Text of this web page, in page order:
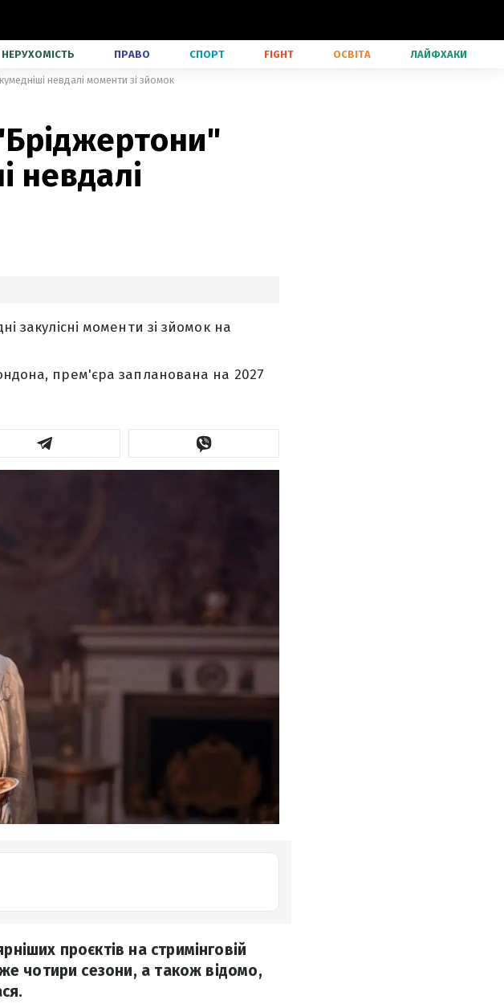
НЕРУХОМІСТЬ ПРАВО СПОРТ FIGHT ОСВІТА ЛАЙФХАКИ
невдалі моменти зі зйомок
невдалі
закулісні моменти зі зйомок на
прем'єра запланована на 2027
проєктів на стримінговій
чотири сезони, а також відомо,